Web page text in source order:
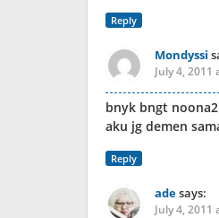
Reply
Mondyssi
July 4, 2011
bnyk bngt
aku jg demen
Reply
adesays:
July 4, 2011